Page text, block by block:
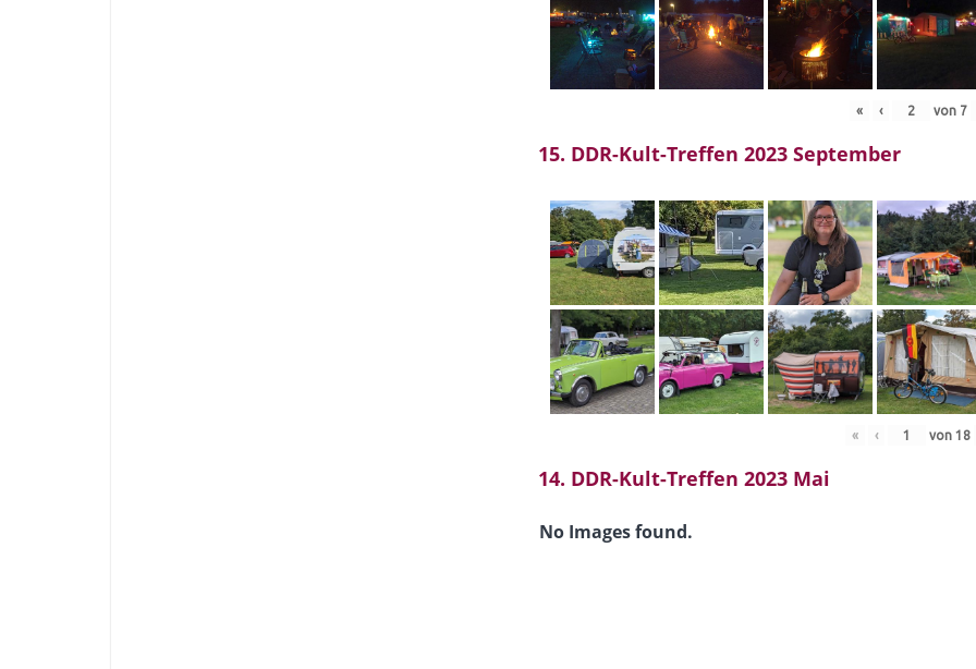
« ‹ von 7
15. DDR-Kult-Treffen 2023 September
« ‹ von18
14. DDR-Kult-Treffen 2023 Mai
No Images found.